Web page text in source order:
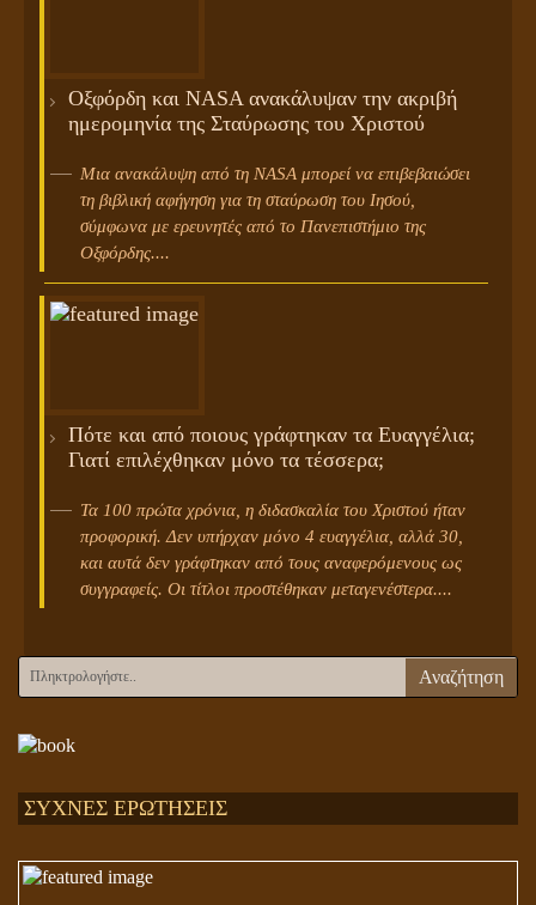
Οξφόρδη και NASA ανακάλυψαν την ακριβή
ημερομηνία της Σταύρωσης του Χριστού
Μια ανακάλυψη από τη NASA μπορεί να επιβεβαιώσει
τη βιβλική αφήγηση για τη σταύρωση του Ιησού,
σύμφωνα με ερευνητές από το Πανεπιστήμιο της
Οξφόρδης....
Πότε και από ποιους γράφτηκαν τα Ευαγγέλια;
Γιατί επιλέχθηκαν μόνο τα τέσσερα;
Τα 100 πρώτα χρόνια, η διδασκαλία του Χριστού ήταν
προφορική. Δεν υπήρχαν μόνο 4 ευαγγέλια, αλλά 30,
και αυτά δεν γράφτηκαν από τους αναφερόμενους ως
συγγραφείς. Οι τίτλοι προστέθηκαν μεταγενέστερα....
Αναζήτηση
ΣΥΧΝΕΣ ΕΡΩΤΗΣΕΙΣ